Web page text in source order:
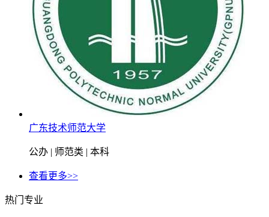
广东技术师范大学
公办 | 师范类 | 本科
查看更多>>
热门专业